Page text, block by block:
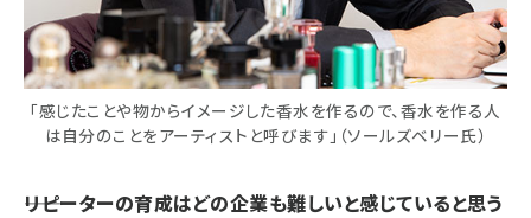
「感じたことや物からイメージした香水を作るので、香水を作る人
は自分のことをアーティストと呼びます」（ソールズベリー氏）
――リピーターの育成はどの企業も難しいと感じていると思う